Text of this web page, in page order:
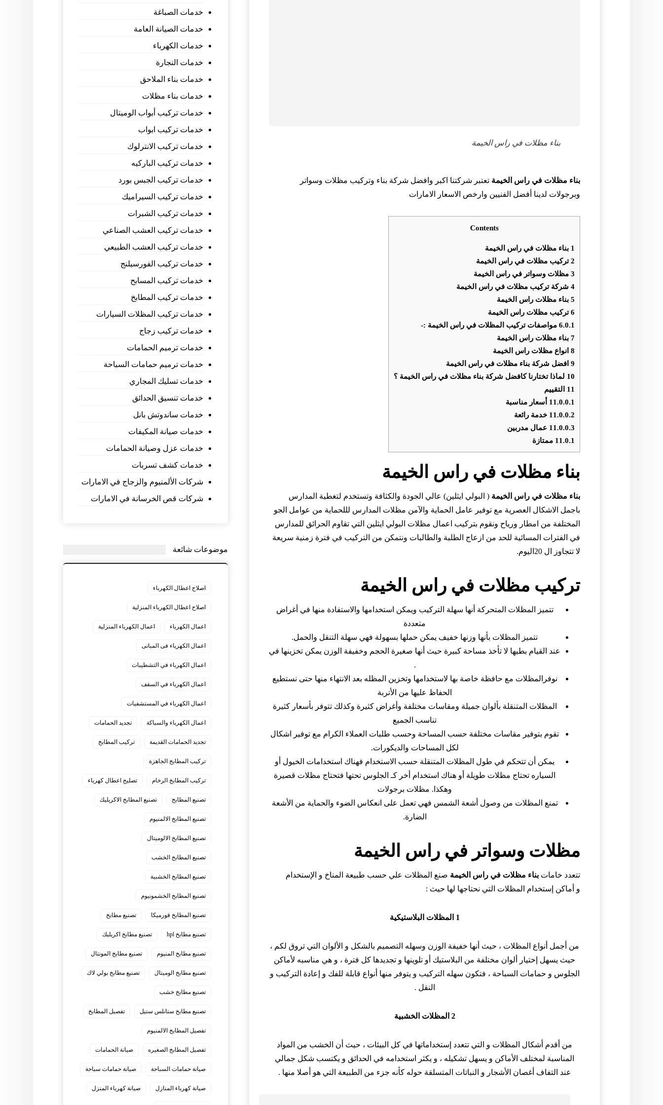
بناء مظلات في راس الخيمة
بناء مظلات في راس الخيمة تعتبر شركتنا اكبر وافضل شركة بناء وتركيب مظلات وسواتر
وبرجولات لدينا أفضل الفنيين وارخص الاسعار الامارات
Contents
1 بناء مظلات في راس الخيمة
2تركيب مظلات في راس الخيمة
3مظلات وسواتر في راس الخيمة
4شركة تركيب مظلات في راس الخيمة
5بناء مظلات راس الخيمة
6تركيب مظلات راس الخيمة
6.0.1مواصفات تركيب المظلات في راس الخيمة :-
7بناء مظلات راس الخيمة
8انواع مظلات راس الخيمة
9افضل شركة بناء مظلات في راس الخيمة
10 لماذا تختارنا كافضل شركة بناء مظلات في راس الخيمة ؟
11 التقييم
11.0.0.1 أسعار مناسبة
11.0.0.2 خدمة رائعة
11.0.0.3 عمال مدربين
11.0.1 ممتازة
بناء مظلات في راس الخيمة
بناء مظلات في راس الخيمة ( البولي ايثلين) عالي الجودة والكثافة وتستخدم لتغطية المدارس
باجمل الاشكال العصرية مع توفير عامل الحماية والآمن مظلات المدارس لللحماية من عوامل الجو
المختلفة من امطار ورياح ونقوم بتركيب اعمال مظلات البولي ايثلين التي تقاوم الحرائق للمدارس
في الفترات المسائية للحد من ازعاج الطلبة والطالبات ونتمكن من التركيب في فترة زمنية سريعة
لا تتجاوز ال 20اليوم.
تركيب مظلات في راس الخيمة
تتميز المظلات المتحركة أنها سهلة التركيب ويمكن استخدامها والاستفادة منها في أغراض
متعددة
تتميز المظلات بأنها وزنها خفيف يمكن حملها بسهولة فهي سهلة التنقل والحمل.
عند القيام بطيها لا تأخذ مساحة كبيرة حيث أنها صغيرة الحجم وخفيفة الوزن يمكن تخزينها في
.
نوفرالمظلات مع حافظة خاصة بها لاستخدامها وتخزين المظله بعد الانتهاء منها حتى نستطيع
الحفاظ عليها من الأتربة
المظلات المتنقلة بألوان جميلة ومقاسات مختلفة وأغراض كثيرة وكذلك تتوفر بأسعار كثيرة
تناسب الجميع
تقوم بتوفير مقاسات مختلفة حسب المساحة وحسب طلبات العملاء الكرام مع توفير اشكال
لكل المساحات والديكورات.
يمكن أن تتحكم في طول المظلات المتنقلة حسب الاستخدام فهناك استخدامات الخيول أو
السياره تحتاج مظلات طويلة أو هناك استخدام أخر كـ الجلوس تحتها فتحتاج مظلات قصيرة
وهكذا. مظلات برجولات
تمنع المظلات من وصول أشعة الشمس فهي تعمل على انعكاس الضوء والحماية من الأشعة
الضارة.
مظلات وسواتر في راس الخيمة
تتعدد خامات بناء مظلات في راس الخيمة صنع المظلات علي حسب طبيعة المناخ و الإستخدام
و أماكن إستخدام المظلات التي نحتاجها لها حيث :
1 المظلات البلاستيكية
من أجمل أنواع المظلات ، حيث أنها خفيفة الوزن وسهله التصميم بالشكل و الألوان التي تروق لكم ،
حيث يسهل إختيار ألوان مختلفة من البلاستيك أو تلوينها و تجديدها كل فترة ، و هي مناسبه لأماكن
الجلوس و حمامات السباحة ، فتكون سهله التركيب و يتوفر منها أنواع قابلة للفك و إعادة التركيب و
النقل .
2 المظلات الخشبية
من أقدم أشكال المظلات و التي تتعدد إستخداماتها في كل البيئات ، حيث أن الخشب من المواد
المناسبة لمختلف الأماكن و يسهل تشكيله ، و يكثر استخدامه في الحدائق و يكتسب شكل جمالي
عند التفاف أغصان الأشجار و النباتات المتسلقة حوله كأنه جزء من الطبيعة التي هو أصلا منها .
خدمات الصباغة
خدمات الصيانة العامة
خدمات الكهرباء
خدمات النجارة
خدمات بناء الملاحق
خدمات بناء مظلات
خدمات تركيب أبواب الوميتال
خدمات تركيب ابواب
خدمات تركيب الانترلوك
خدمات تركيب الباركيه
خدمات تركيب الجبس بورد
خدمات تركيب السيراميك
خدمات تركيب الشبرات
خدمات تركيب العشب الصناعي
خدمات تركيب العشب الطبيعي
خدمات تركيب الفورسيلنج
خدمات تركيب المسابح
خدمات تركيب المطابخ
خدمات تركيب المظلات السيارات
خدمات تركيب زجاج
خدمات ترميم الحمامات
خدمات ترميم حمامات السباحة
خدمات تسليك المجاري
خدمات تنسيق الحدائق
خدمات ساندوتش بانل
خدمات صيانة المكيفات
خدمات عزل وصيانة الحمامات
خدمات كشف تسربات
شركات الألمنيوم والزجاج في الامارات
شركات قص الخرسانة في الامارات
موضوعات شائعة
اصلاح اعطال الكهرباء
اصلاح اعطال الكهرباء المنزلية
اعمال الكهرباء اعمال الكهرباء المنزلية
اعمال الكهرباء فى المبانى
اعمال الكهرباء في التشطيبات
اعمال الكهرباء في السقف
اعمال الكهرباء في المستشفيات
اعمال الكهرباء والسباكة تجديد الحمامات
تجديد الحمامات القديمة تركيب المطابخ
تركيب المطابخ الجاهزة
تركيب المطابخ الرخام تصليح اعطال كهرباء
تصنيع المطابخ تصنيع المطابخ الاكريليك
تصنيع المطابخ الالمنيوم
تصنيع المطابخ الالوميتال
تصنيع المطابخ الخشب
تصنيع المطابخ الخشبية
تصنيع المطابخ الخشمونيوم
تصنيع المطابخ فورميكا تصنيع مطابخ
تصنيع مطابخ hpl تصنيع مطابخ اكريليك
تصنيع مطابخ المنيوم تصنيع مطابخ المونتال
تصنيع مطابخ الوميتال تصنيع مطابخ بولي لاك
تصنيع مطابخ خشب
تصنيع مطابخ ستانلس ستيل تفصيل المطابخ
تفصيل المطابخ الالمنيوم
تفصيل المطابخ الصغيره صيانة الحمامات
صيانة حمامات السباحة صيانة حمامات سباحة
صيانة كهرباء المنازل صيانة كهرباء المنزل